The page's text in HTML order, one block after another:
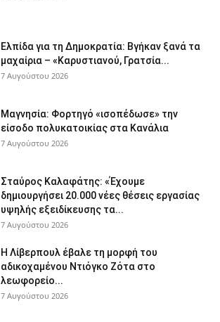
Ελπίδα για τη Δημοκρατία: Βγήκαν ξανά τα
μαχαίρια – «Καρυστιανού, Γρατσία...
7 Αυγούστου 2026
Μαγνησία: Φορτηγό «ισοπέδωσε» την
είσοδο πολυκατοικίας στα Κανάλια
7 Αυγούστου 2026
Σταύρος Καλαφάτης: «Έχουμε
δημιουργήσει 20.000 νέες θέσεις εργασίας
υψηλής εξειδίκευσης τα...
7 Αυγούστου 2026
Η Λίβερπουλ έβαλε τη μορφή του
αδικοχαμένου Ντιόγκο Ζότα στο
λεωφορείο...
7 Αυγούστου 2026